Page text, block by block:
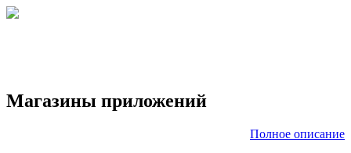
Магазины приложений
Полное описание